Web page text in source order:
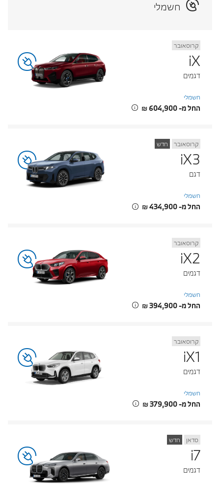
חשמלי
קרוסאובר
iX
דגמים
חשמלי
החל מ- ‏604,900 ‏₪
קרוסאובר חדש
iX3
דגם
חשמלי
החל מ- ‏434,900 ‏₪
קרוסאובר
iX2
דגמים
חשמלי
החל מ- ‏394,900 ‏₪
קרוסאובר
iX1
דגמים
חשמלי
החל מ- ‏379,900 ‏₪
סדאן חדש
i7
דגמים